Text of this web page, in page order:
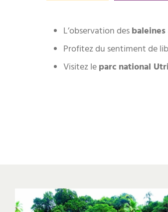
L’observation des baleines
Profitez du sentiment de
Visitez le parc national